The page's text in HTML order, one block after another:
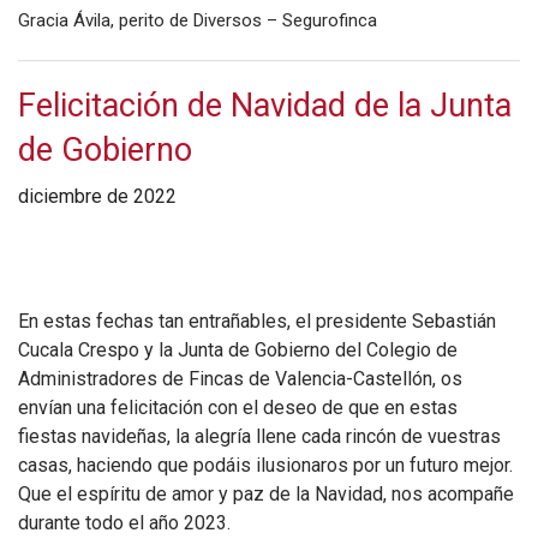
Gracia Ávila, perito de Diversos – Segurofinca
Felicitación de Navidad de la Junta
de Gobierno
diciembre de 2022
En estas fechas tan entrañables, el presidente Sebastián
Cucala Crespo y la Junta de Gobierno del Colegio de
Administradores de Fincas de Valencia-Castellón, os
envían una felicitación con el deseo de que en estas
fiestas navideñas, la alegría llene cada rincón de vuestras
casas, haciendo que podáis ilusionaros por un futuro mejor.
Que el espíritu de amor y paz de la Navidad, nos acompañe
durante todo el año 2023.